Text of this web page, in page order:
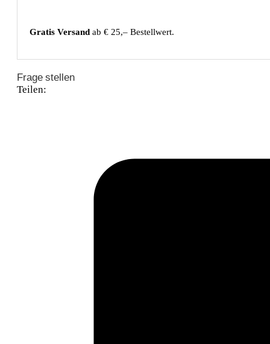
Gratis Versand ab € 25,– Bestellwert.
Frage stellen
Teilen: